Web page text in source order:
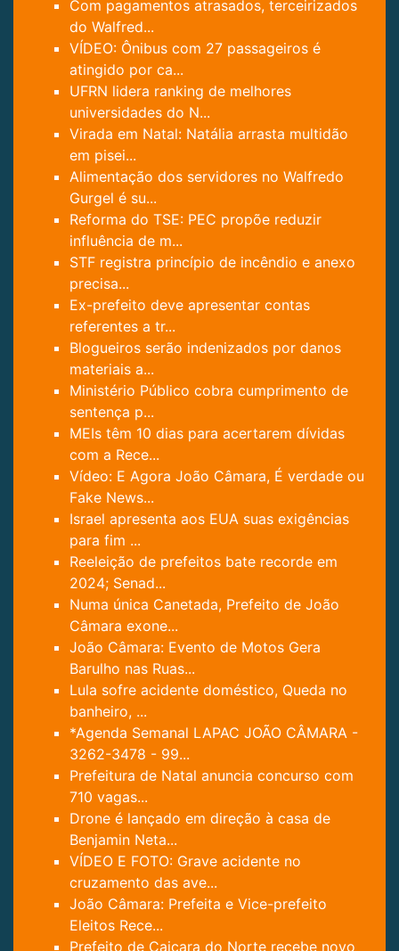
Com pagamentos atrasados, terceirizados
do Walfred...
VÍDEO: Ônibus com 27 passageiros é
atingido por ca...
UFRN lidera ranking de melhores
universidades do N...
Virada em Natal: Natália arrasta multidão
em pisei...
Alimentação dos servidores no Walfredo
Gurgel é su...
Reforma do TSE: PEC propõe reduzir
influência de m...
STF registra princípio de incêndio e anexo
precisa...
Ex-prefeito deve apresentar contas
referentes a tr...
Blogueiros serão indenizados por danos
materiais a...
Ministério Público cobra cumprimento de
sentença p...
MEIs têm 10 dias para acertarem dívidas
com a Rece...
Vídeo: E Agora João Câmara, É verdade ou
Fake News...
Israel apresenta aos EUA suas exigências
para fim ...
Reeleição de prefeitos bate recorde em
2024; Senad...
Numa única Canetada, Prefeito de João
Câmara exone...
João Câmara: Evento de Motos Gera
Barulho nas Ruas...
Lula sofre acidente doméstico, Queda no
banheiro, ...
*Agenda Semanal LAPAC JOÃO CÂMARA -
3262-3478 - 99...
Prefeitura de Natal anuncia concurso com
710 vagas...
Drone é lançado em direção à casa de
Benjamin Neta...
VÍDEO E FOTO: Grave acidente no
cruzamento das ave...
João Câmara: Prefeita e Vice-prefeito
Eleitos Rece...
Prefeito de Caiçara do Norte recebe novo